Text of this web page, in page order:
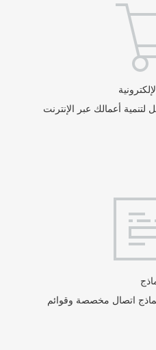
لتنمية أعمالك عبر الإنترنت